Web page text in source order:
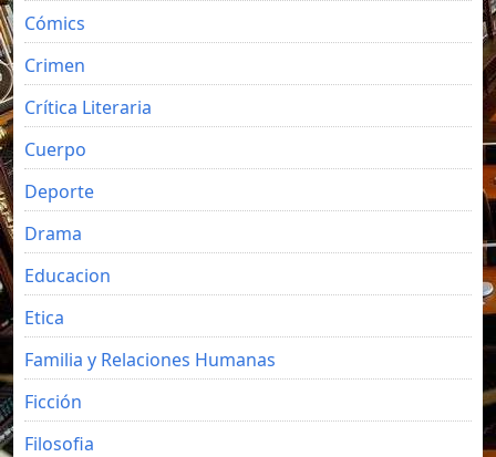
Cómics
Crimen
Crítica Literaria
Cuerpo
Deporte
Drama
Educacion
Etica
Familia y Relaciones Humanas
Ficción
Filosofia